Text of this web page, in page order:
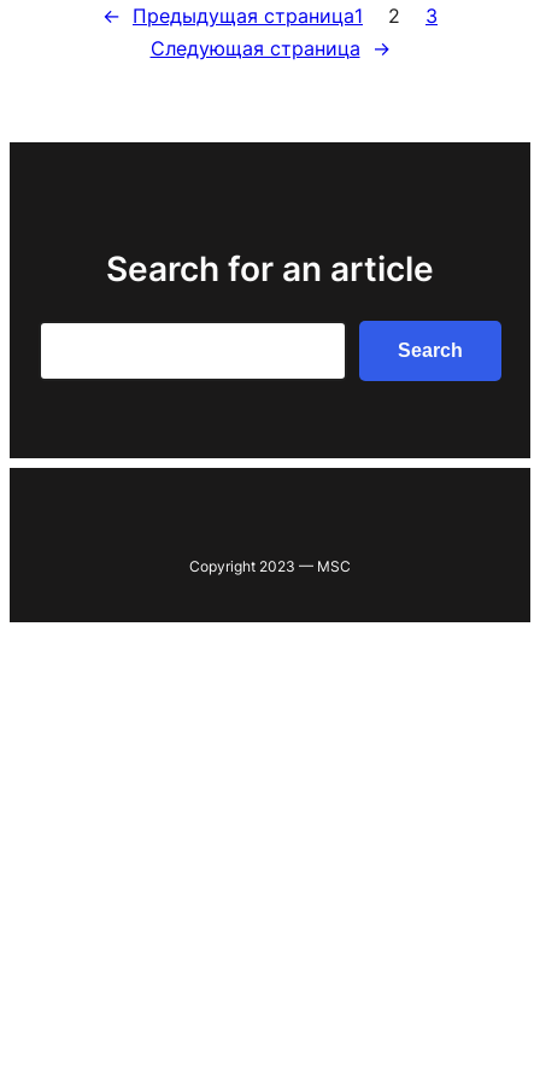
← Предыдущая страница1 2
3
Следующая страница
→
Search for an article
Search
Copyright 2023 — MSC